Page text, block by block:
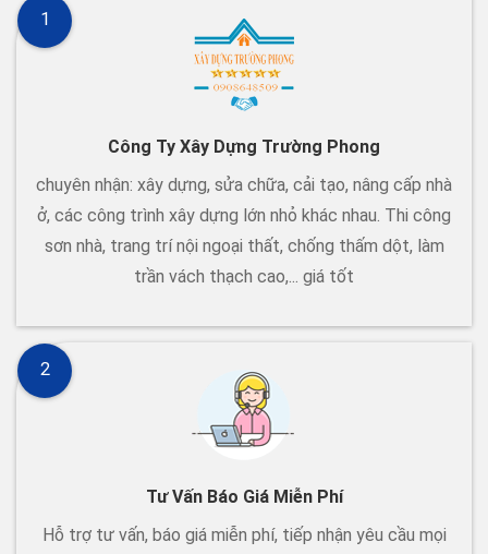
Công Ty Xây Dựng Trường Phong
chuyên nhận: xây dựng, sửa chữa, cải tạo, nâng cấp nhà
ở, các công trình xây dựng lớn nhỏ khác nhau. Thi công
sơn nhà, trang trí nội ngoại thất, chống thấm dột, làm
trần vách thạch cao,... giá tốt
1
Tư Vấn Báo Giá Miễn Phí
Hỗ trợ tư vấn, báo giá miễn phí, tiếp nhận yêu cầu mọi
2